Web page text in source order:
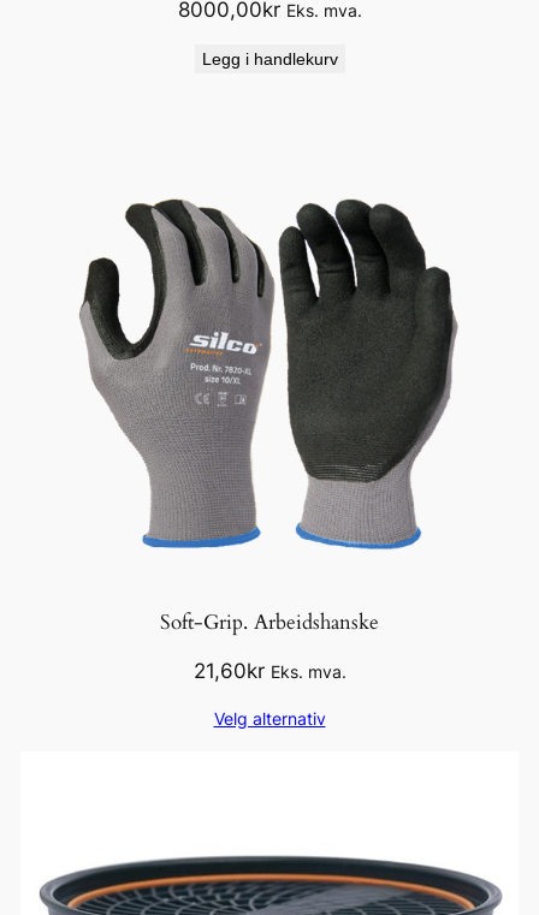
8000,00kr Eks. mva.
Legg i handlekurv
Soft-Grip. Arbeidshanske
21,60kr Eks. mva.
Velg alternativ